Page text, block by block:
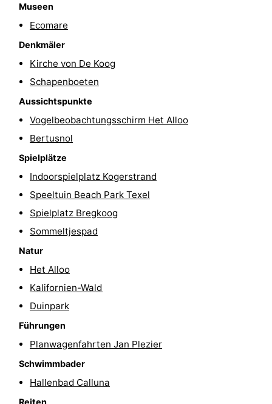
Eibernest
Hoogelandt
Beach
Texel
De
Texel
Kustpark
Sluftervallei
Strandhuys
Residentie
Texel
Villapark
Vogelmient
Hotels
Zimmer
(mit
Frühstück)
Lastminutes
Strand
Museen
Ecomare
Denkmäler
Kirche von De Koog
Schapenboeten
Aussichtspunkte
Vogelbeobachtungsschirm Het Alloo
Bertusnol
Spielplätze
Indoorspielplatz Kogerstrand
Speeltuin Beach Park Texel
Spielplatz Bregkoog
Sommeltjespad
Natur
Het Alloo
Kalifornien-Wald
Duinpark
Führungen
Planwagenfahrten Jan Plezier
Schwimmbader
Hallenbad Calluna
Reiten